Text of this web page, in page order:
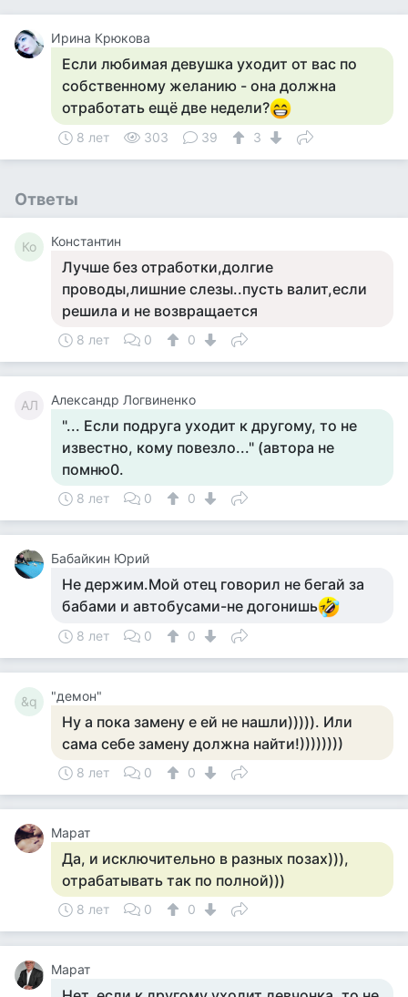
Ирина Крюкова
Если любимая девушка уходит от вас по
собственному желанию - она должна
отработать ещё две недели?
8 лет 303 39 3
Ответы
Ко Константин
Лучше без отработки,долгие
проводы,лишние слезы..пусть валит,если
решила и не возвращается
8 лет 0 0
АЛ Александр Логвиненко
"... Если подруга уходит к другому, то не
известно, кому повезло..." (автора не
помню0.
8 лет 0 0
Бабайкин Юрий
Не держим.Мой отец говорил не бегай за
бабами и автобусами-не догонишь
8 лет 0 0
&q "демон"
Ну а пока замену е ей не нашли))))). Или
сама себе замену должна найти!))))))))
8 лет 0 0
Марат
Да, и исключительно в разных позах))),
отрабатывать так по полной)))
8 лет 0 0
Марат